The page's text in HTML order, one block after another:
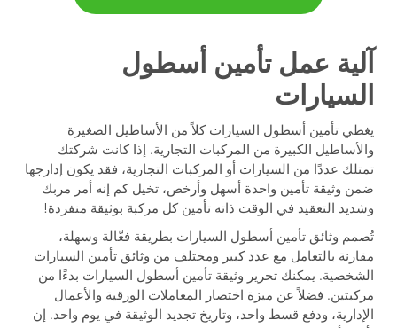
آلية عمل تأمين أسطول
السيارات
يغطي تأمين أسطول السيارات كلاً من الأساطيل الصغيرة
والأساطيل الكبيرة من المركبات التجارية. إذا كانت شركتك
تمتلك عددًا من السيارات أو المركبات التجارية، فقد يكون إدارجها
ضمن وثيقة تأمين واحدة أسهل وأرخص، تخيل كم إنه أمر مربك
وشديد التعقيد في الوقت ذاته تأمين كل مركبة بوثيقة منفردة!
تُصمم وثائق تأمين أسطول السيارات بطريقة فعّالة وسهلة،
مقارنة بالتعامل مع عدد كبير ومختلف من وثائق تأمين السيارات
الشخصية. يمكنك تحرير وثيقة تأمين أسطول السيارات بدءًا من
مركبتين. فضلاً عن ميزة اختصار المعاملات الورقية والأعمال
الإدارية، ودفع قسط واحد، وتاريخ تجديد الوثيقة في يوم واحد. إن